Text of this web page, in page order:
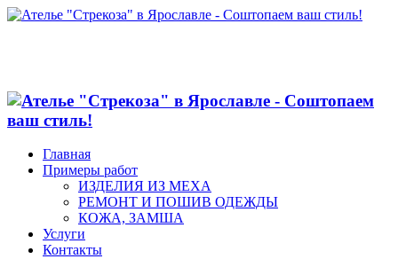
Главная
Примеры работ
ИЗДЕЛИЯ ИЗ МЕХА
РЕМОНТ И ПОШИВ ОДЕЖДЫ
КОЖА, ЗАМША
Услуги
Контакты